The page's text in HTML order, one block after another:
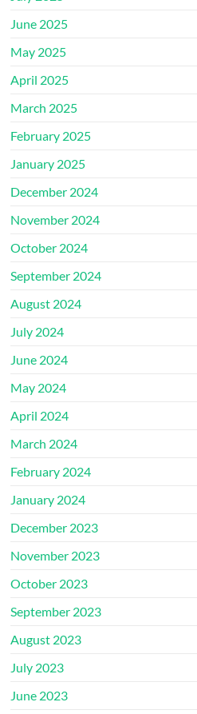
June 2025
May 2025
April 2025
March 2025
February 2025
January 2025
December 2024
November 2024
October 2024
September 2024
August 2024
July 2024
June 2024
May 2024
April 2024
March 2024
February 2024
January 2024
December 2023
November 2023
October 2023
September 2023
August 2023
July 2023
June 2023